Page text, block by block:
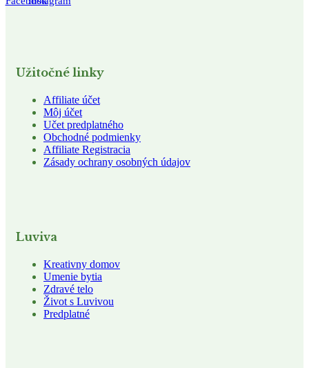
Užitočné linky
Affiliate účet
Môj účet
Učet predplatného
Obchodné podmienky
Affiliate Registracia
Zásady ochrany osobných údajov
Luviva
Kreativny domov
Umenie bytia
Zdravé telo
Život s Luvivou
Predplatné